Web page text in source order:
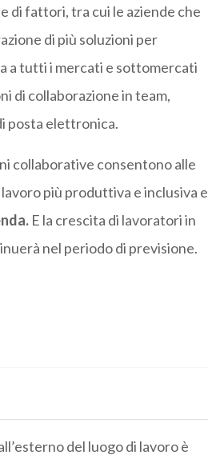
di fattori, tra cui le aziende che
di più soluzioni per
a tutti i mercati e sottomercati
di collaborazione in team,
posta elettronica.
collaborative consentono alle
più produttiva e inclusiva e
E la crescita di lavoratori in
nel periodo di previsione.
del luogo di lavoro è